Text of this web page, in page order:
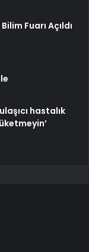
Fuarı Açıldı
hastalık